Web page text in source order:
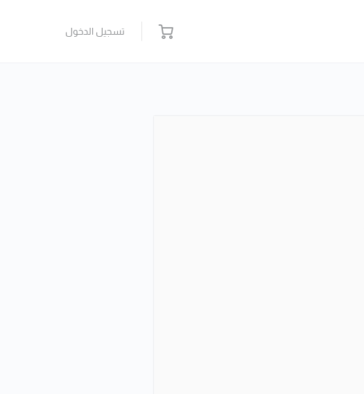
تسجيل الدخول